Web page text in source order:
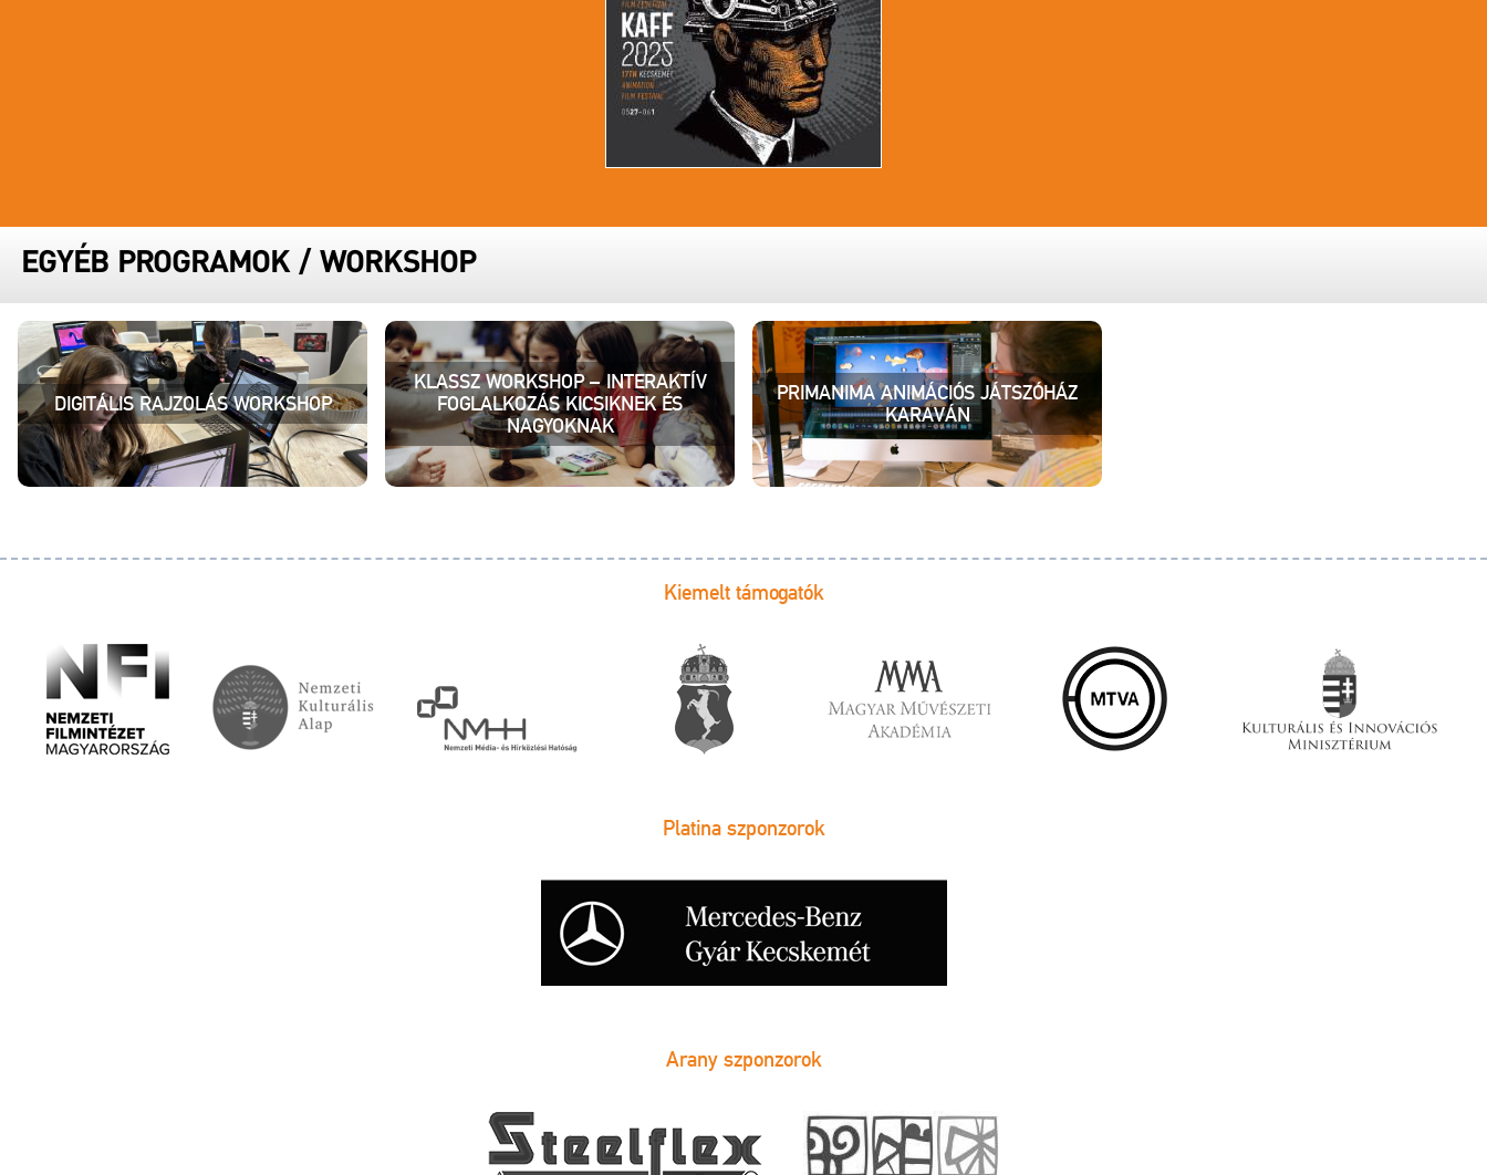
EGYÉB PROGRAMOK/ WORKSHOP
DIGITÁLIS RAJZOLÁS WORKSHOP
KLASSZ WORKSHOP – INTERAKTÍV
FOGLALKOZÁS KICSIKNEK ÉS
NAGYOKNAK
PRIMANIMA ANIMÁCIÓS JÁTSZÓHÁZ
KARAVÁN
Kiemelt támogatók
Platina szponzorok
Arany szponzorok